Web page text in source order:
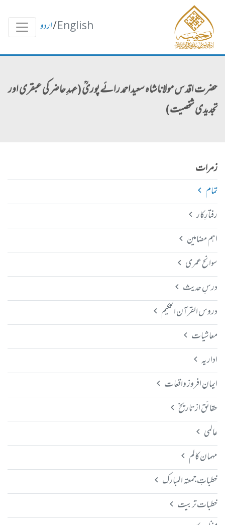
English
/اردو
حضرت اقدس مولانا شاہ سعیداحمد رائے پوریؒ (عہدِ حاضر کی عبقری اور
تجدیدی شخصیت)
زمرات
تمام
رفتارِکار
اہم مضامین
سوانح عمری
درسِ حدیث
دروس القرآن الحکیم
معاشیات
اداریہ
ایمان افروز واقعات
حقائق از تاریخ
عالمی
مہمان کالم
خطباتِ جمعتہ المبارک
خطبات تربیت